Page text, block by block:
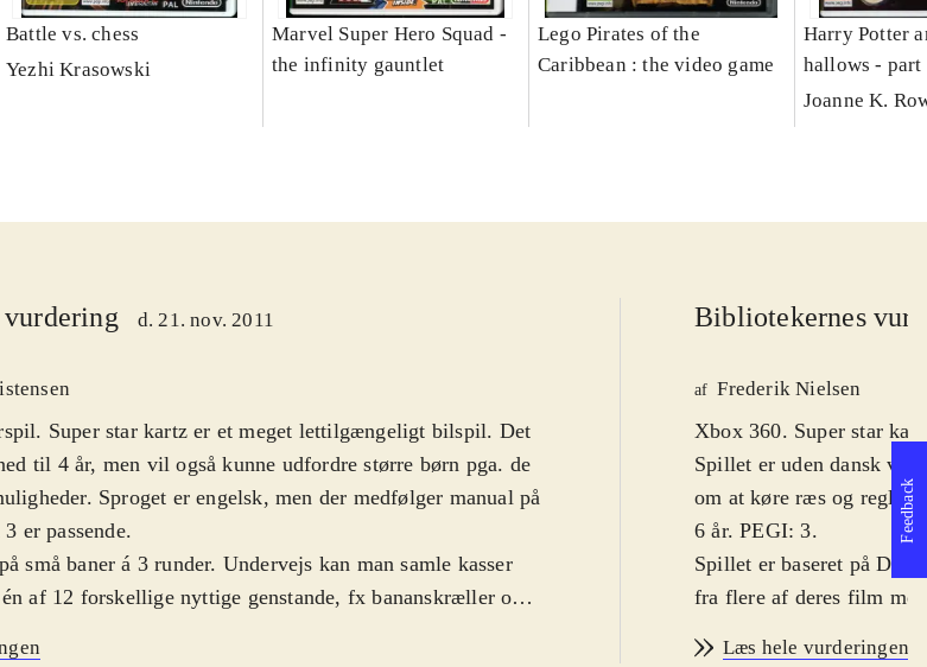
Battle vs. chess
Yezhi Krasowski
Marvel Super Hero Squad -
the infinity gauntlet
Lego Pirates of the
Caribbean : the video game
Harry Potter
hallows - part
Joanne K.
d. 21. nov. 2011
Super star kartz er et meget lettilgængeligt bilspil. Det
til 4 år, men vil også kunne udfordre større børn pga. de
Sproget er engelsk, men der medfølger manual på
er passende.
små baner á 3 runder. Undervejs kan man samle kasser
af 12 forskellige nyttige genstande, fx bananskræller og
Bibliotekernes
af Frederik Nielsen
Xbox 360. Super star
Spillet er uden dansk
om at køre ræs og
6 år. PEGI: 3.
Spillet er baseret på
fra flere af deres film
Læs hele vurderingen
Feedback